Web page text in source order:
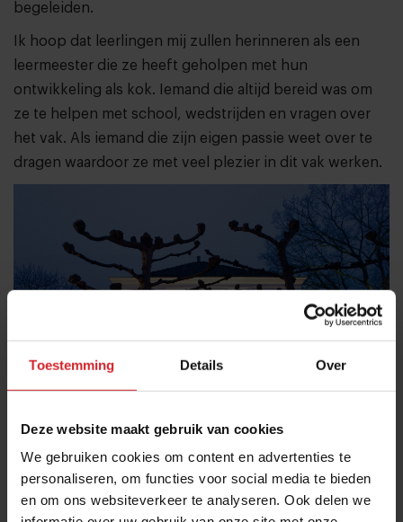
Toestemming Details Over
Deze website maakt gebruik van cookies
We gebruiken cookies om content en advertenties te
personaliseren, om functies voor social media te bieden
en om ons websiteverkeer te analyseren. Ook delen we
begeleiden.
Ik hoop dat leerlingen mij zullen herinneren als een
leermeester die ze heeft geholpen met hun
ontwikkeling als kok. Iemand die altijd bereid was om
ze te helpen met school, wedstrijden en vragen over
het vak. Als iemand die zijn eigen passie weet over te
dragen waardoor ze met veel plezier in dit vak werken.